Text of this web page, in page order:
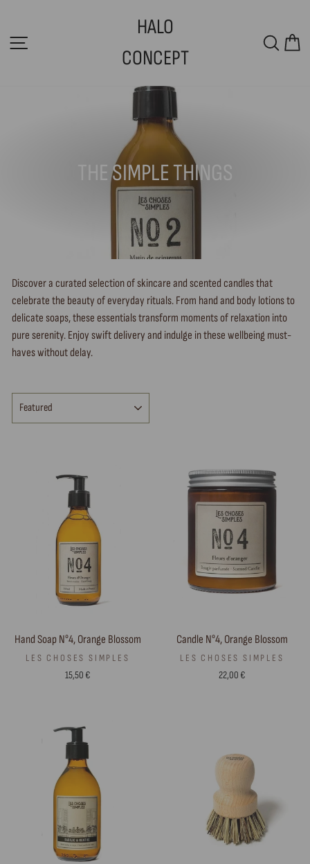
content
HALO
CONCEPT
THE SIMPLE THINGS
Discover a curated selection of skincare and scented candles that
celebrate the beauty of everyday rituals. From hand and body lotions to
delicate soaps, these essentials transform moments of relaxation into
pure serenity. Enjoy swift delivery and indulge in these wellbeing must-
haves without delay.
Hand Soap N°4, Orange Blossom
LES CHOSES SIMPLES
15,50 €
Candle N°4, Orange Blossom
LES CHOSES SIMPLES
22,00 €